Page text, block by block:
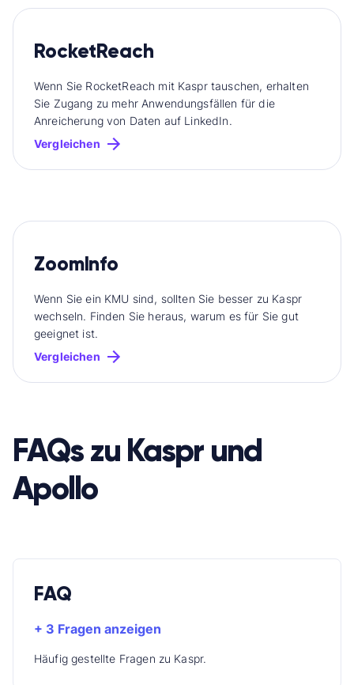
RocketReach
Wenn Sie RocketReach mit Kaspr tauschen, erhalten
Sie Zugang zu mehr Anwendungsfällen für die
Anreicherung von Daten auf LinkedIn.
Vergleichen
ZoomInfo
Wenn Sie ein KMU sind, sollten Sie besser zu Kaspr
wechseln. Finden Sie heraus, warum es für Sie gut
geeignet ist.
Vergleichen
FAQs zu Kaspr und
Apollo
FAQ
+ 3 Fragen anzeigen
Häufig gestellte Fragen zu Kaspr.